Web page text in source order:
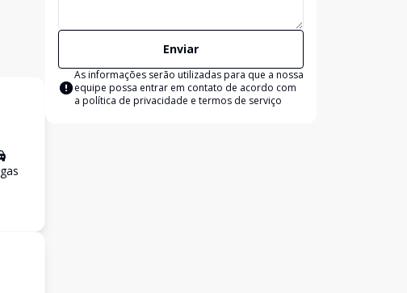
s
Enviar
As informações serão utilizadas para que a nossa
equipe possa entrar em contato de acordo com
a política de privacidade e termos de serviço